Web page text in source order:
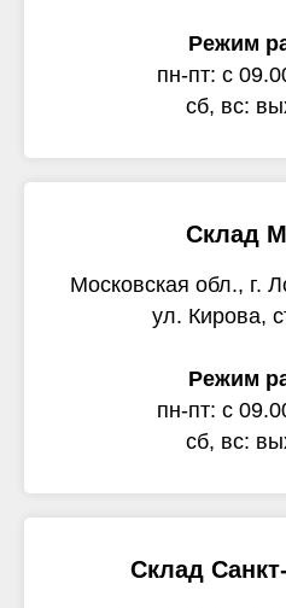
Режим
пн-пт: с
сб, вс:
Склад
Московская обл., г.
ул. Кирова,
Режим
пн-пт: с
сб, вс:
Склад